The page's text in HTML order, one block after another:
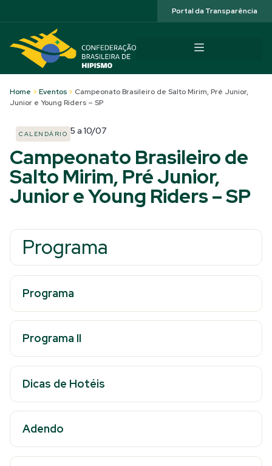
Portal da Transparência
Home > Eventos > Campeonato Brasileiro de Salto Mirim, Pré Junior,
Junior e Young Riders – SP
CALENDÁRIO 5 a 10/07
Campeonato Brasileiro de
Salto Mirim, Pré Junior,
Junior e Young Riders – SP
Programa
Programa
Programa II
Dicas de Hotéis
Adendo